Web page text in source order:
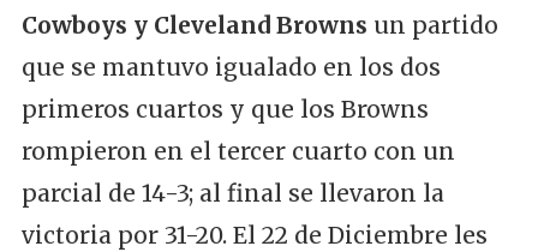
Cowboys y Cleveland Browns un partido
que se mantuvo igualado en los dos
primeros cuartos y que los Browns
rompieron en el tercer cuarto con un
parcial de 14-3; al final se llevaron la
victoria por 31-20. El 22 de Diciembre les